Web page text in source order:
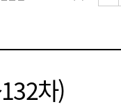
차)